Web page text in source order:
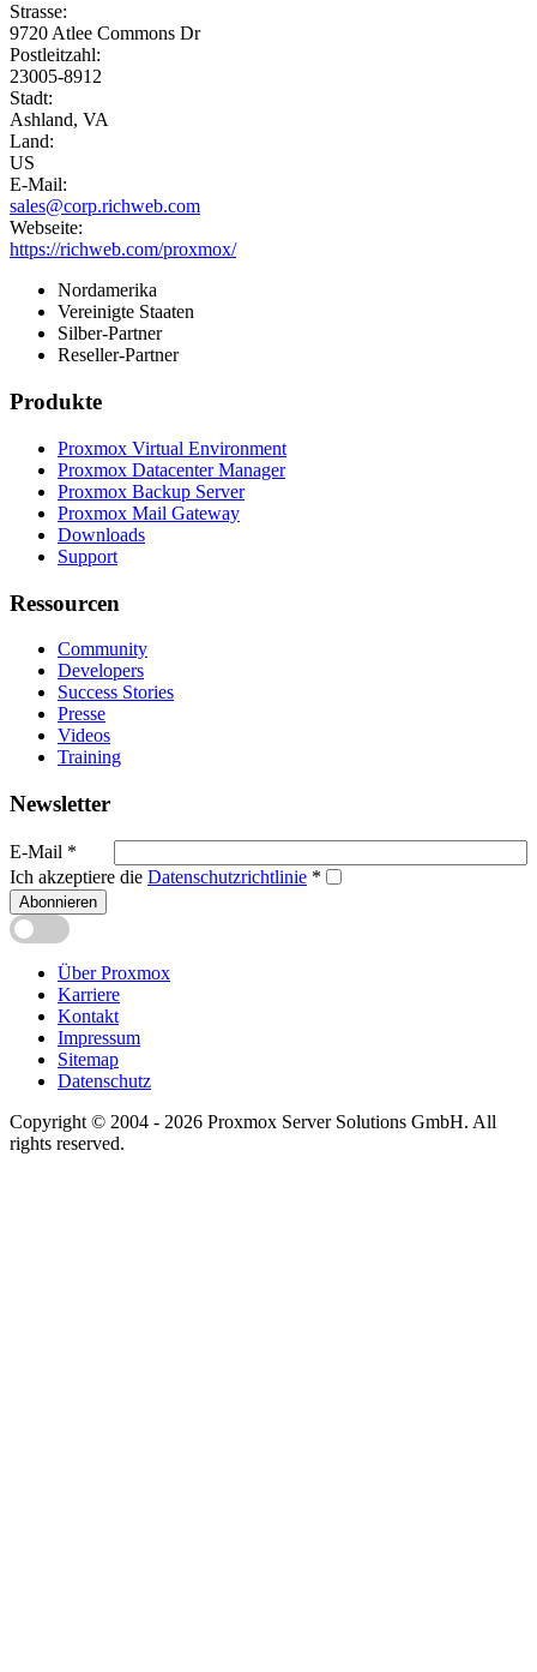
Strasse:
9720 Atlee Commons Dr
Postleitzahl:
23005-8912
Stadt:
Ashland, VA
Land:
US
E-Mail:
sales@corp.richweb.com
Webseite:
https://richweb.com/proxmox/
Nordamerika
Vereinigte Staaten
Silber-Partner
Reseller-Partner
Produkte
Proxmox Virtual Environment
Proxmox Datacenter Manager
Proxmox Backup Server
Proxmox Mail Gateway
Downloads
Support
Ressourcen
Community
Developers
Success Stories
Presse
Videos
Training
Newsletter
E-Mail *
Ich akzeptiere die Datenschutzrichtlinie *
Abonnieren
Über Proxmox
Karriere
Kontakt
Impressum
Sitemap
Datenschutz
Copyright © 2004 - 2026 Proxmox Server Solutions GmbH. All
rights reserved.